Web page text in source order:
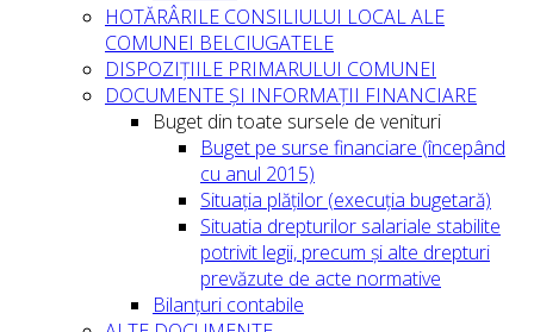
HOTĂRÂRILE CONSILIULUI LOCAL ALE
COMUNEI BELCIUGATELE
DISPOZIȚIILE PRIMARULUI COMUNEI
DOCUMENTE ȘI INFORMAȚII FINANCIARE
Buget din toate sursele de venituri
Buget pe surse financiare (începând
cu anul 2015)
Situația plăților (execuția bugetară)
Situatia drepturilor salariale stabilite
potrivit legii, precum și alte drepturi
prevăzute de acte normative
Bilanțuri contabile